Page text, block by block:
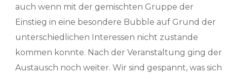
auch wenn mit der gemischten Gruppe der
Einstieg in eine besondere Bubble auf Grund der
unterschiedlichen Interessen nicht zustande
kommen konnte. Nach der Veranstaltung ging der
Austausch noch weiter. Wir sind gespannt, was sich